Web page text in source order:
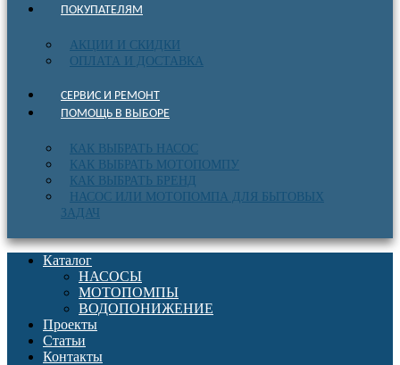
ПОКУПАТЕЛЯМ
АКЦИИ И СКИДКИ
ОПЛАТА И ДОСТАВКА
СЕРВИС И РЕМОНТ
ПОМОЩЬ В ВЫБОРЕ
КАК ВЫБРАТЬ НАСОС
КАК ВЫБРАТЬ МОТОПОМПУ
КАК ВЫБРАТЬ БРЕНД
НАСОС ИЛИ МОТОПОМПА ДЛЯ БЫТОВЫХ
ЗАДАЧ
Каталог
НАСОСЫ
МОТОПОМПЫ
ВОДОПОНИЖЕНИЕ
Проекты
Статьи
Контакты